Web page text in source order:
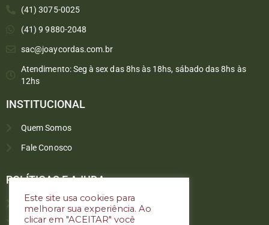
(41) 3075-0025
(41) 9 9880-2048
sac@joaycordas.com.br
Atendimento: Seg à sex das 8hs às 18hs, sábado das 8hs às
12hs
INSTITUCIONAL
Quem Somos
Fale Conosco
POLÍTICAS E AJUDA
Política de troca e devoluções
Este site usa cookies para
melhorar sua experiência. Ao
clicar em "ACEITAR" vocêAtendimento